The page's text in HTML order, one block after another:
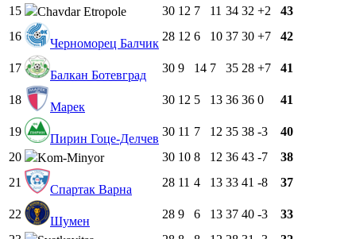
15
Chavdar Etropole 30 12 7 11 34 32 +2
43
16
Черноморец Балчик
28 12 6 10 37 30 +7 42
17
Балкан Ботевград
30 9 14 7 35 28 +7 41
18
Марек
30 12 5 13 36 36 0 41
19
Пирин Гоце-Делчев
30 11 7 12 35 38 -3
40
20
Kom-Minyor 30 10 8 12 36 43 -7
38
21
Спартак Варна
28 11 4 13 33 41 -8 37
22
Шумен
28 9 6 13 37 40 -3
33